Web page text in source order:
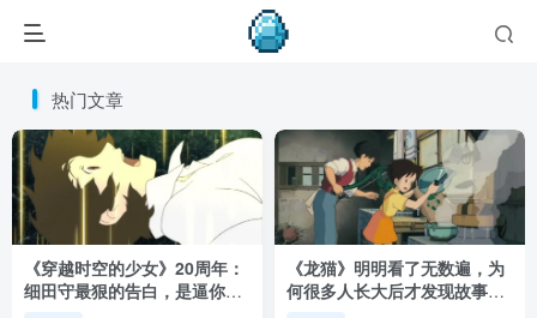
热门文章
《穿越时空的少女》20周年：
细田守最狠的告白，是逼你承
《龙猫》明明看了无数遍，为
何很多人长大后才发现故事根